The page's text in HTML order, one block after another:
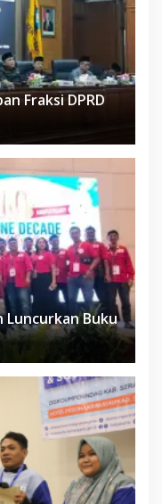
Fraksi DPRD
Luncurkan Buku